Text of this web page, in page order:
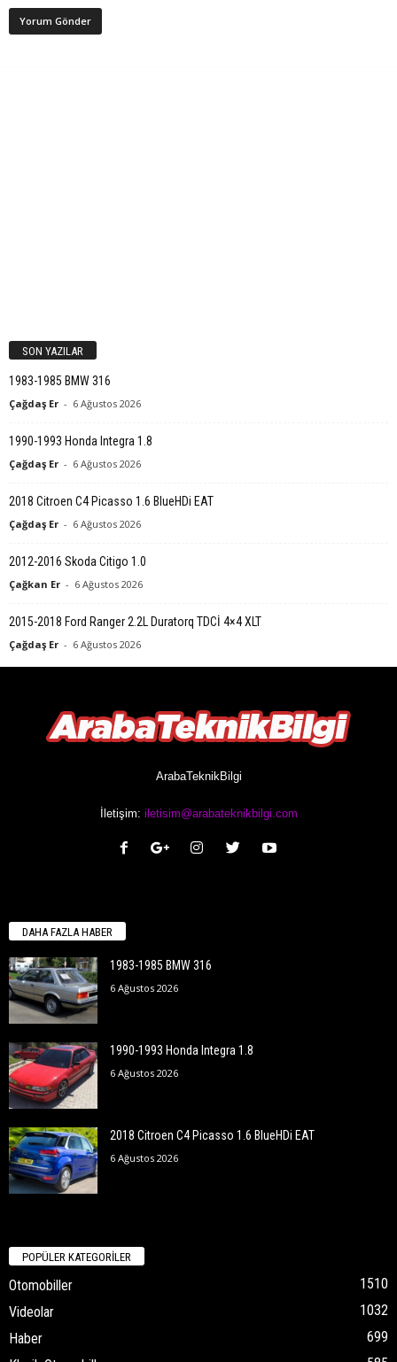
SON YAZILAR
1983-1985 BMW 316
Çağdaş Er - 6 Ağustos 2026
1990-1993 Honda Integra 1.8
Çağdaş Er - 6 Ağustos 2026
2018 Citroen C4 Picasso 1.6 BlueHDi EAT
Çağdaş Er - 6 Ağustos 2026
2012-2016 Skoda Citigo 1.0
Çağkan Er - 6 Ağustos 2026
2015-2018 Ford Ranger 2.2L Duratorq TDCİ 4×4 XLT
Çağdaş Er - 6 Ağustos 2026
ArabaTeknikBilgi
İletişim: iletisim@arabateknikbilgi.com
DAHA FAZLA HABER
1983-1985 BMW 316
6 Ağustos 2026
1990-1993 Honda Integra 1.8
6 Ağustos 2026
2018 Citroen C4 Picasso 1.6 BlueHDi EAT
6 Ağustos 2026
POPÜLER KATEGORİLER
Otomobiller
1510
Videolar
1032
Haber
699